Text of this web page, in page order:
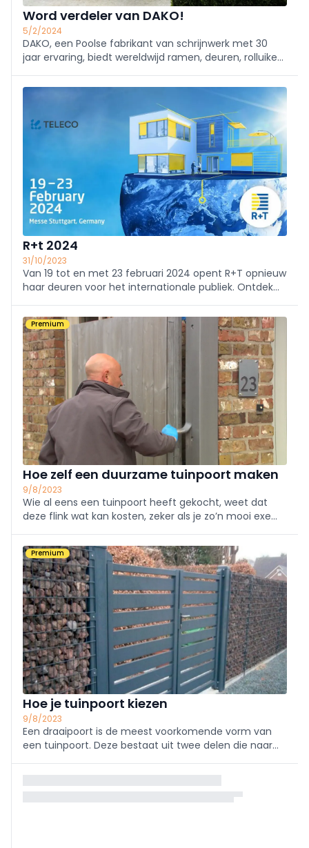
Word verdeler van DAKO!
5/2/2024
DAKO, een Poolse fabrikant van schrijnwerk met 30
jaar ervaring, biedt wereldwijd ramen, deuren, rolluiken
hun topproducten op de Belgische markt!
R+t 2024
31/10/2023
Van 19 tot en met 23 februari 2024 opent R+T opnieuw
haar deuren voor het internationale publiek. Ontdek
deuren/poorten en zonweringssystemen de nieuwste
innovaties, producten en ...
Premium
Hoe zelf een duurzame tuinpoort maken
9/8/2023
Wie al eens een tuinpoort heeft gekocht, weet dat
deze flink wat kan kosten, zeker als je zo’n mooi exem­
doen, zeker als je een basiskennis hebt in
houtbewerking.
Premium
Hoe je tuinpoort kiezen
9/8/2023
Een draaipoort is de meest voorkomende vorm van
een tuinpoort. Deze bestaat uit twee delen die naar